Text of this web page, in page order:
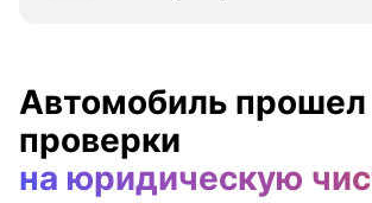
Автомобиль прошел
проверки
на юридическую